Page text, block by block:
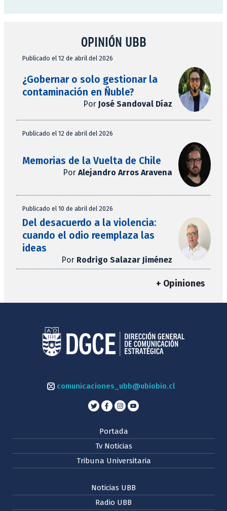
OPINIÓN UBB
Publicado el 12 de abril del 2026
¿Gobernar o solo gestionar la
contaminación en Ñuble?
Por José Sandoval Díaz
Publicado el 12 de abril del 2026
Memorias de la Vuelta de Chile
Por Alejandro Arros Aravena
Publicado el 10 de abril del 2026
Del desacuerdo a la violencia:
cuando el odio reemplaza las
ideas
Por Rodrigo Salazar Jiménez
+ Opiniones
comunicaciones_ubb@ubiobio.cl
Portada
Tv Noticias
Tribuna Universitaria
Noticias UBB
Radio UBB